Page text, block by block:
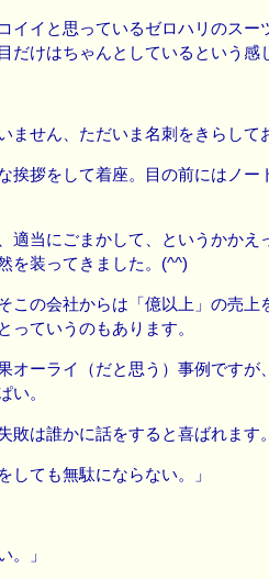
イイと思っているゼロハリのスー
だけはちゃんとしているという感
ません、ただいま名刺をきらして
挨拶をして着座。目の前にはノー
適当にごまかして、というかかえ
を装ってきました。(^^)
この会社からは「億以上」の売上
っていうのもあります。
オーライ（だと思う）事例ですが
い。
敗は誰かに話をすると喜ばれます
しても無駄にならない。」
。」